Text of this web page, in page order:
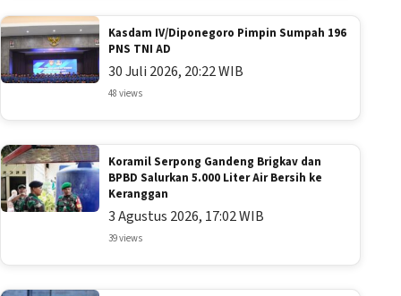
Kasdam IV/Diponegoro Pimpin Sumpah 196
PNS TNI AD
30 Juli 2026, 20:22 WIB
48 views
Koramil Serpong Gandeng Brigkav dan
BPBD Salurkan 5.000 Liter Air Bersih ke
Keranggan
3 Agustus 2026, 17:02 WIB
39 views